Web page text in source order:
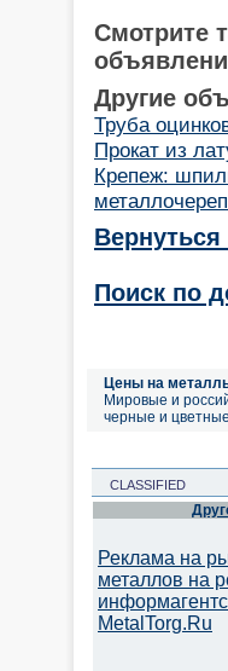
Смотрите
Другие
Труба
Прокат из
Крепеж:
Поиск по
Цены на
Мировые и
черные и
CLASSIFIED
Реклама на
металлов на
MetalTorg.Ru